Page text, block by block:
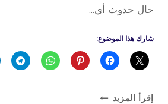
حال حدوث أي…
شارك هذا الموضوع:
إقرأ المزيد تصليح